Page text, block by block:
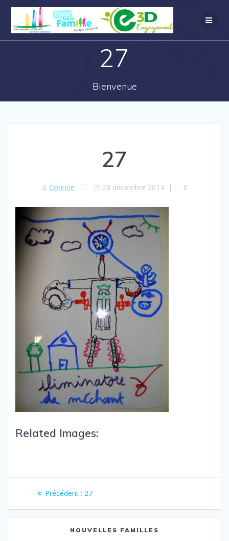
27
Bienvenue
27
Corinne 28 décembre 2014| 0
Related Images:
Précédent : 27
NOUVELLES FAMILLES